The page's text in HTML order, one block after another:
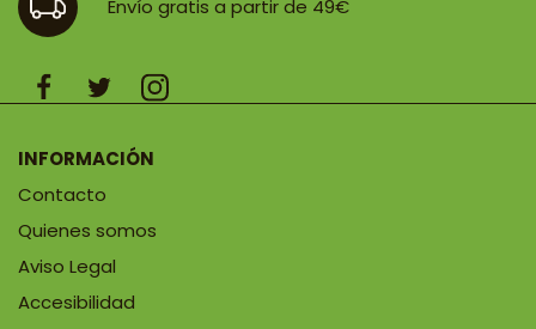
Envío gratis a partir de 49€
INFORMACIÓN
Contacto
Quienes somos
Aviso Legal
Accesibilidad